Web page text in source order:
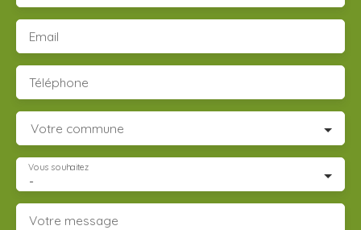
Email
Téléphone
Votre commune
-
Vous souhaitez
Votre message